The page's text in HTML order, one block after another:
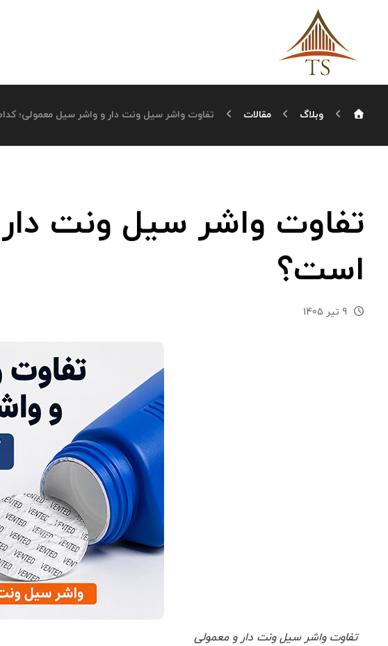
وبلاگ مقالات تفاوت واشر سیل ونت دار و واشر سیل معمولی؛
تفاوت واشر سیل ونت
است؟
9 تیر 1405
تفاوت واشر سیل ونت دار و معمولی